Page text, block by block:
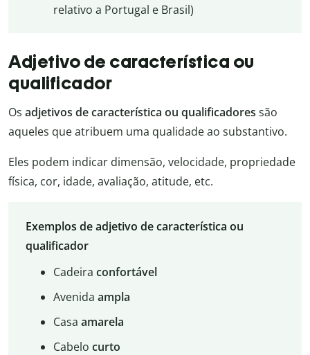
relativo a Portugal e Brasil)
Adjetivo de característica ou
qualificador
Os adjetivos de característica ou qualificadores são
aqueles que atribuem uma qualidade ao substantivo.
Eles podem indicar dimensão, velocidade, propriedade
física, cor, idade, avaliação, atitude, etc.
Exemplos de adjetivo de característica ou
qualificador
Cadeira confortável
Avenida ampla
Casa amarela
Cabelo curto